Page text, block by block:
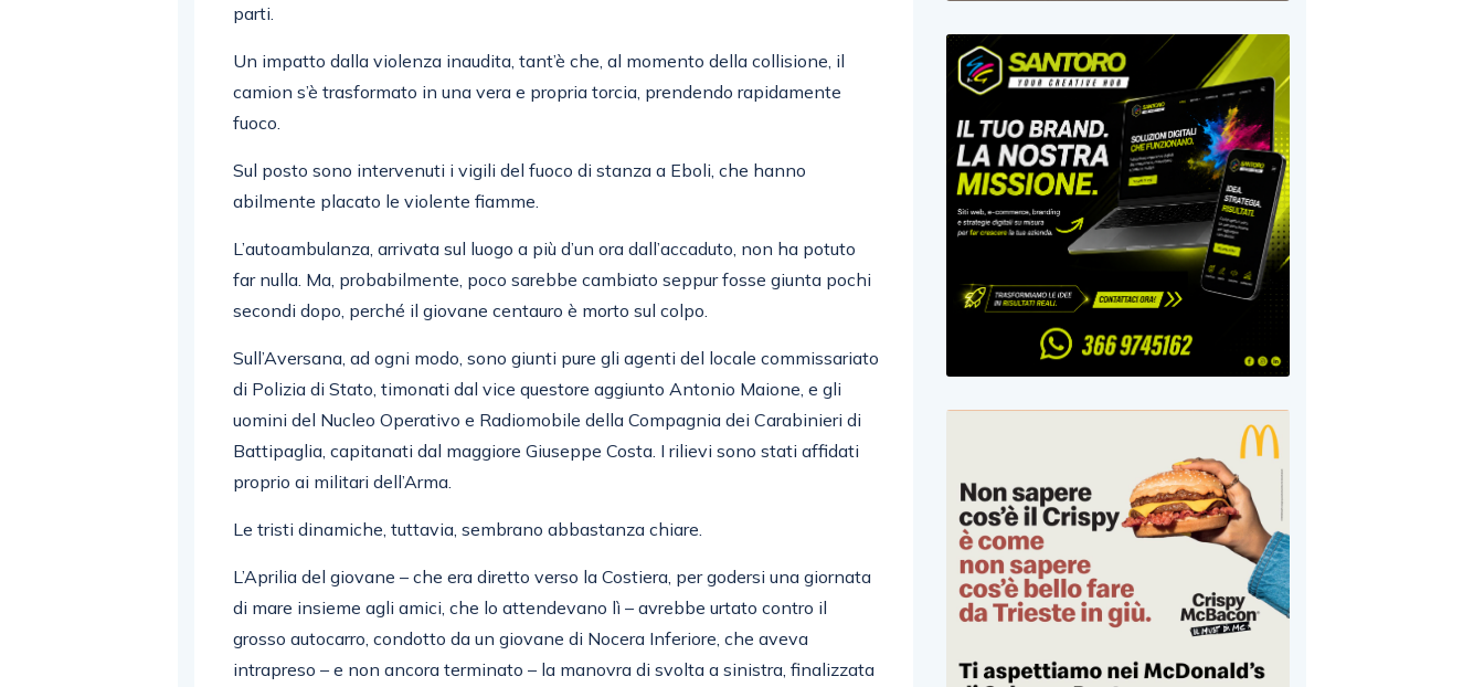
parti.
Un impatto dalla violenza inaudita, tant’è che, al momento della collisione, il
camion s’è trasformato in una vera e propria torcia, prendendo rapidamente
fuoco.
Sul posto sono intervenuti i vigili del fuoco di stanza a Eboli, che hanno
abilmente placato le violente fiamme.
L’autoambulanza, arrivata sul luogo a più d’un ora dall’accaduto, non ha potuto
far nulla. Ma, probabilmente, poco sarebbe cambiato seppur fosse giunta pochi
secondi dopo, perché il giovane centauro è morto sul colpo.
Sull’Aversana, ad ogni modo, sono giunti pure gli agenti del locale commissariato
di Polizia di Stato, timonati dal vice questore aggiunto Antonio Maione, e gli
uomini del Nucleo Operativo e Radiomobile della Compagnia dei Carabinieri di
Battipaglia, capitanati dal maggiore Giuseppe Costa. I rilievi sono stati affidati
proprio ai militari dell’Arma.
Le tristi dinamiche, tuttavia, sembrano abbastanza chiare.
L’Aprilia del giovane – che era diretto verso la Costiera, per godersi una giornata
di mare insieme agli amici, che lo attendevano lì – avrebbe urtato contro il
grosso autocarro, condotto da un giovane di Nocera Inferiore, che aveva
intrapreso – e non ancora terminato – la manovra di svolta a sinistra, finalizzata